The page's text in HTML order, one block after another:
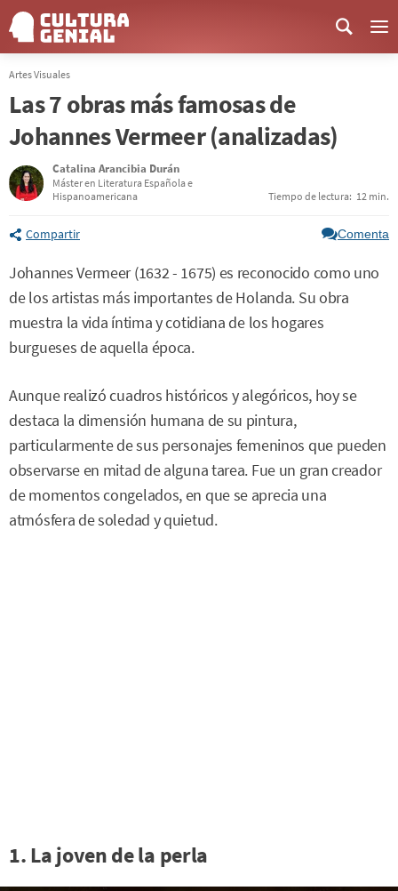
Artes Visuales
Las 7 obras más famosas de
Johannes Vermeer (analizadas)
Catalina Arancibia Durán
Máster en Literatura Española e
Hispanoamericana
Tiempo de lectura: 12 min.
Compartir Comenta
Johannes Vermeer (1632 - 1675) es reconocido como uno
de los artistas más importantes de Holanda. Su obra
muestra la vida íntima y cotidiana de los hogares
burgueses de aquella época.
Aunque realizó cuadros históricos y alegóricos, hoy se
destaca la dimensión humana de su pintura,
particularmente de sus personajes femeninos que pueden
observarse en mitad de alguna tarea. Fue un gran creador
de momentos congelados, en que se aprecia una
atmósfera de soledad y quietud.
1. La joven de la perla